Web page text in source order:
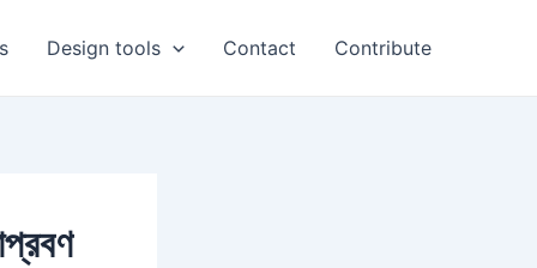
Design tools Contact Contribute